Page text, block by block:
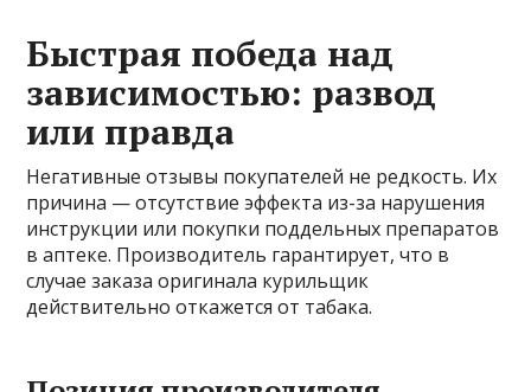
Быстрая победа над
зависимостью: развод
или правда
Негативные отзывы покупателей не редкость. Их
причина — отсутствие эффекта из-за нарушения
инструкции или покупки поддельных препаратов
в аптеке. Производитель гарантирует, что в
случае заказа оригинала курильщик
действительно откажется от табака.